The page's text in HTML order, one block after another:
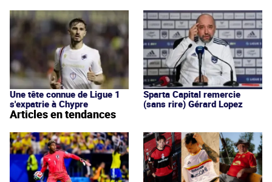
Une tête connue de Ligue 1
s'expatrie à Chypre
Sparta Capital remercie
(sans rire) Gérard Lopez
Articles en tendances